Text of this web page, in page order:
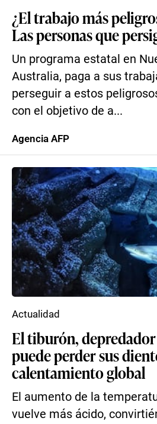
¿El trabajo más
Las personas que
Un programa estatal en
Australia, paga a sus
perseguir a estos
con el objetivo de a...
Agencia AFP
El tiburón,
puede perder sus
calentamiento global
El aumento de la
vuelve más ácido,
Actualidad